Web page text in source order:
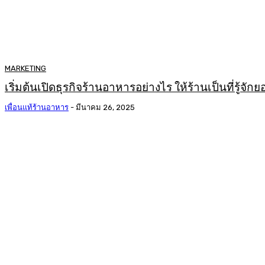
MARKETING
เริ่มต้นเปิดธุรกิจร้านอาหารอย่างไร ให้ร้านเป็นที่รู้จักย
เพื่อนแท้ร้านอาหาร - มีนาคม 26, 2025